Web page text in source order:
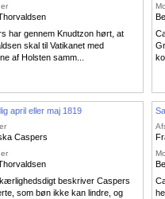
har gennem Knudtzon hørt, at
skal til Vatikanet med
af Holsten samm...
april eller maj 1819
Caspers
kærlighedsdigt beskriver Caspers
som bøn ikke kan lindre, og